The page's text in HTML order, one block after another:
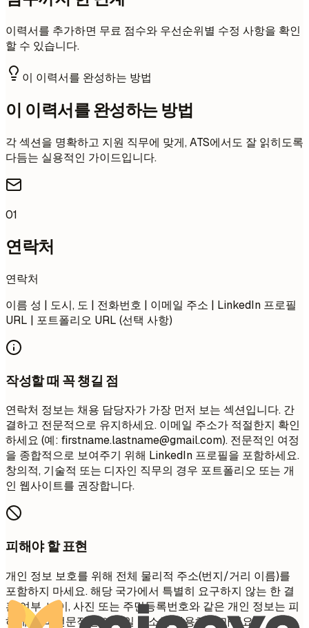
이력서를 추가하면 무료 점수와 우선순위별 수정 사항을 확인
할 수 있습니다.
이 이력서를 완성하는 방법
이 이력서를 완성하는 방법
각 섹션을 명확하고 지원 직무에 맞게, ATS에서도 잘 읽히도록
다듬는 실용적인 가이드입니다.
01
연락처
연락처
이름 성 | 도시, 도 | 전화번호 | 이메일 주소 | LinkedIn 프로필
URL | 포트폴리오 URL (선택 사항)
작성할 때 꼭 챙길 점
연락처 정보는 채용 담당자가 가장 먼저 보는 섹션입니다. 간
결하고 전문적으로 유지하세요. 이메일 주소가 적절한지 확인
하세요 (예: firstname.lastname@gmail.com). 전문적인 여정
을 종합적으로 보여주기 위해 LinkedIn 프로필을 포함하세요.
창의적, 기술적 또는 디자인 직무의 경우 포트폴리오 또는 개
인 웹사이트를 권장합니다.
피해야 할 표현
개인 정보 보호를 위해 전체 물리적 주소(번지/거리 이름)를
포함하지 마세요. 해당 국가에서 특별히 요구하지 않는 한 결
혼 여부, 나이, 사진 또는 주민등록번호와 같은 개인 정보는 피
하세요. 비전문적인 이메일 주소는 사용하지 마세요.